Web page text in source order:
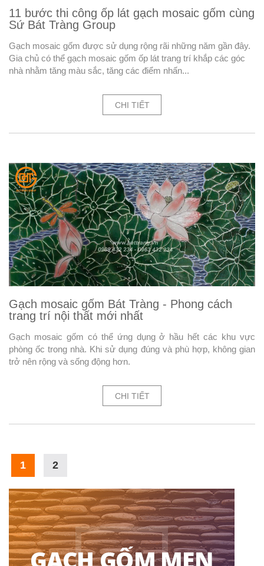
11 bước thi công ốp lát gạch mosaic gốm cùng
Sứ Bát Tràng Group
Gạch mosaic gốm được sử dụng rộng rãi những năm gần đây.
Gia chủ có thể gạch mosaic gốm ốp lát trang trí khắp các góc
nhà nhằm tăng màu sắc, tăng các điểm nhấn...
CHI TIẾT
Gạch mosaic gốm Bát Tràng - Phong cách
trang trí nội thất mới nhất
Gạch mosaic gốm có thể ứng dụng ở hầu hết các khu vực
phòng ốc trong nhà. Khi sử dụng đúng và phù hợp, không gian
trở nên rộng và sống động hơn.
CHI TIẾT
1 2